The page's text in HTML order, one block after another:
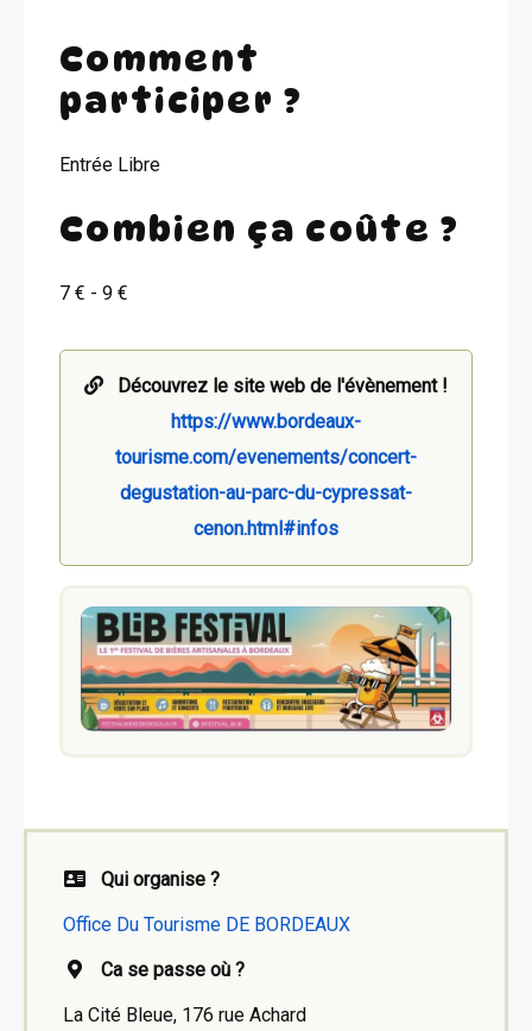
Comment
participer ?
Entrée Libre
Combien ça coûte ?
7 € - 9 €
Découvrez le site web de l'évènement !
https://www.bordeaux-
tourisme.com/evenements/concert-
degustation-au-parc-du-cypressat-
cenon.html#infos
Qui organise ?
Office Du Tourisme DE BORDEAUX
Ca se passe où ?
La Cité Bleue, 176 rue Achard